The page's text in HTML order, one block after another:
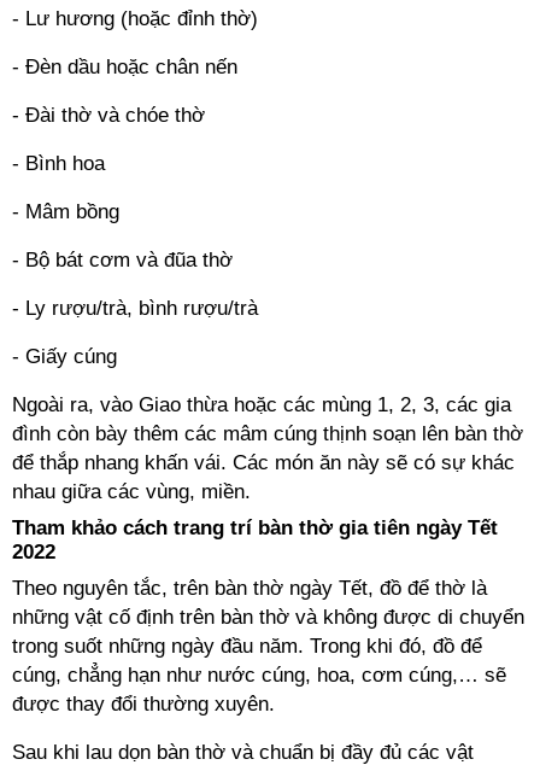
- Lư hương (hoặc đỉnh thờ)
- Đèn dầu hoặc chân nến
- Đài thờ và chóe thờ
- Bình hoa
- Mâm bồng
- Bộ bát cơm và đũa thờ
- Ly rượu/trà, bình rượu/trà
- Giấy cúng
Ngoài ra, vào Giao thừa hoặc các mùng 1, 2, 3, các gia
đình còn bày thêm các mâm cúng thịnh soạn lên bàn thờ
để thắp nhang khấn vái. Các món ăn này sẽ có sự khác
nhau giữa các vùng, miền.
Tham khảo cách trang trí bàn thờ gia tiên ngày Tết
2022
Theo nguyên tắc, trên bàn thờ ngày Tết, đồ để thờ là
những vật cố định trên bàn thờ và không được di chuyển
trong suốt những ngày đầu năm. Trong khi đó, đồ để
cúng, chẳng hạn như nước cúng, hoa, cơm cúng,… sẽ
được thay đổi thường xuyên.
Sau khi lau dọn bàn thờ và chuẩn bị đầy đủ các vật